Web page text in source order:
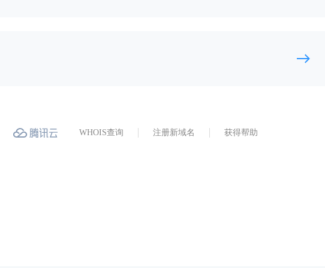
WHOIS查询 注册新域名 获得帮助